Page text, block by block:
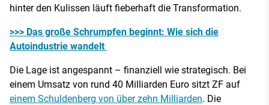
hinter den Kulissen läuft fieberhaft die Transformation.
>>> Das große Schrumpfen beginnt: Wie sich die
Autoindustrie wandelt
Die Lage ist angespannt – finanziell wie strategisch. Bei
einem Umsatz von rund 40 Milliarden Euro sitzt ZF auf
einem Schuldenberg von über zehn Milliarden. Die